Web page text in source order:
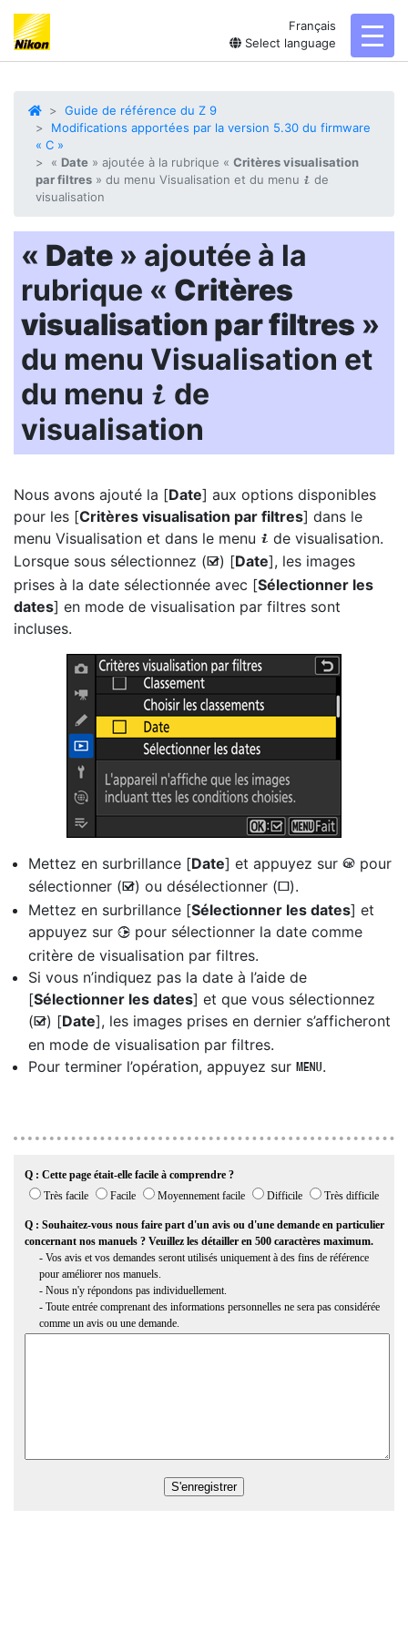
Français
Select language
Guide de référence du Z 9
Modifications apportées par la version 5.30 du firmware
« C »
« Date » ajoutée à la rubrique « Critères visualisation
par filtres » du menu Visualisation et du menu i de
visualisation
« Date » ajoutée à la
rubrique « Critères
visualisation par filtres »
du menu Visualisation et
du menu i de
visualisation
Nous avons ajouté la [Date] aux options disponibles
pour les [Critères visualisation par filtres] dans le
menu Visualisation et dans le menu i de visualisation.
Lorsque sous sélectionnez (M) [Date], les images
prises à la date sélectionnée avec [Sélectionner les
dates] en mode de visualisation par filtres sont
incluses.
Mettez en surbrillance [Date] et appuyez sur J pour
sélectionner (M) ou désélectionner (U).
Mettez en surbrillance [Sélectionner les dates] et
appuyez sur 2 pour sélectionner la date comme
critère de visualisation par filtres.
Si vous n’indiquez pas la date à l’aide de
[Sélectionner les dates] et que vous sélectionnez
(M) [Date], les images prises en dernier s’afficheront
en mode de visualisation par filtres.
Pour terminer l’opération, appuyez sur G.